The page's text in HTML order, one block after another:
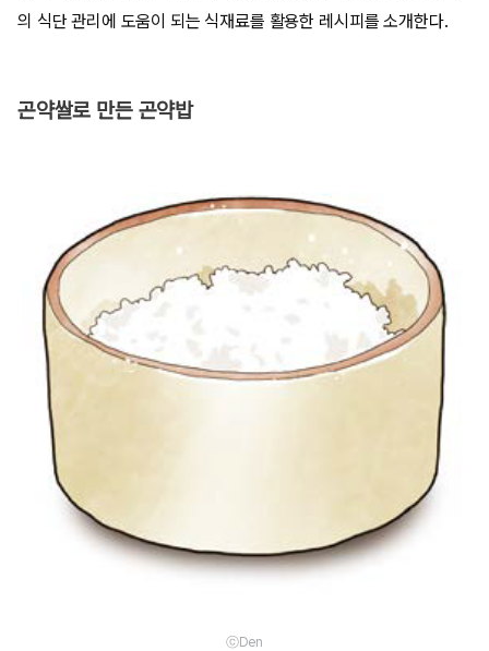
의 식단 관리에 도움이 되는 식재료를 활용한 레시피를 소개한다.
곤약쌀로 만든 곤약밥
ⓒDen